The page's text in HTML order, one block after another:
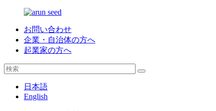
お問い合わせ
企業・自治体の方へ
起業家の方へ
日本語
English